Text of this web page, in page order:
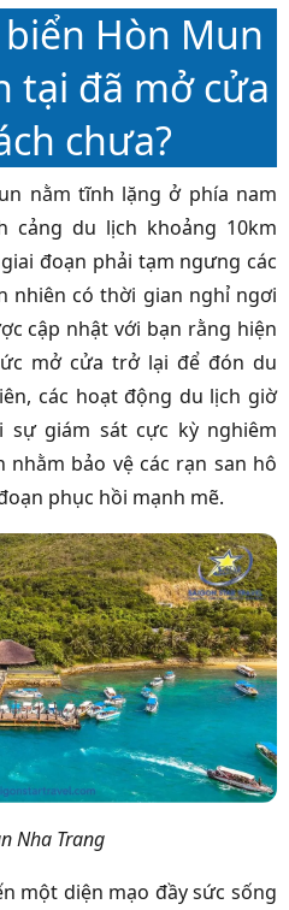
Hòn Mun
tại đã mở cửa
chưa?
nằm tĩnh lặng ở phía nam
cảng du lịch khoảng 10km
đoạn phải tạm ngưng các
nhiên có thời gian nghỉ ngơi
cập nhật với bạn rằng hiện
mở cửa trở lại để đón du
các hoạt động du lịch giờ
sự giám sát cực kỳ nghiêm
nhằm bảo vệ các rạn san hô
phục hồi mạnh mẽ.
Nha Trang
một diện mạo đầy sức sống